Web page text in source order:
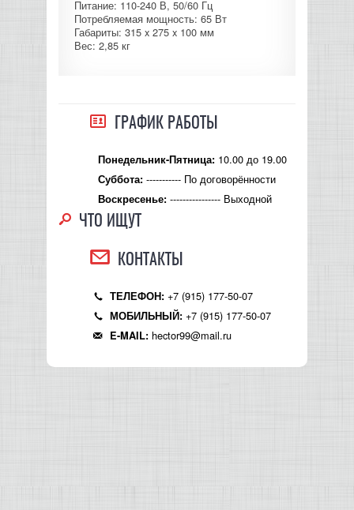
КОНТРОЛЛЕРЫ АС И КРОССОВЕРЫ
Питание: 110-240 В, 50/60 Гц
Потребляемая мощность: 65 Вт
Габариты: 315 x 275 x 100 мм
Вес: 2,85 кг
ГРАФИК РАБОТЫ
Понедельник-Пятница: 10.00 до 19.00
Суббота: ----------- По договорённости
Воскресенье: ---------------- Выходной
ЧТО ИЩУТ
КОНТАКТЫ
ТЕЛЕФОН: +7 (915) 177-50-07
МОБИЛЬНЫЙ: +7 (915) 177-50-07
E-MAIL: hector99@mail.ru